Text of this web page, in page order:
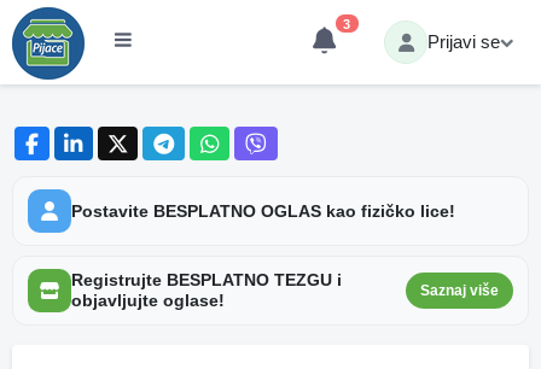
3
Prijavi se
Postavite BESPLATNO OGLAS kao fizičko lice!
Registrujte BESPLATNO TEZGU i
objavljujte oglase!
Saznaj više